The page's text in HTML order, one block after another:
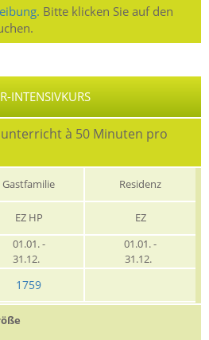
Bitte klicken Sie auf den
INTENSIVKURS
à 50 Minuten pro
Gastfamilie Residenz
EZ HP
EZ
01.01. -
31.12.
01.01. -
31.12.
1759